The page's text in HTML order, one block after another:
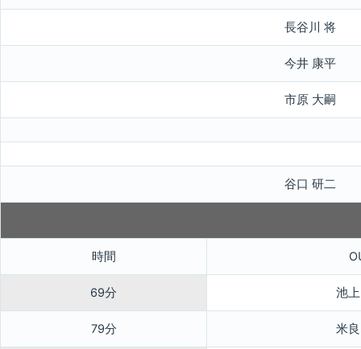
長谷川 将
今井 康平
市原 大嗣
谷口 研二
時間
69分 池
79分 米